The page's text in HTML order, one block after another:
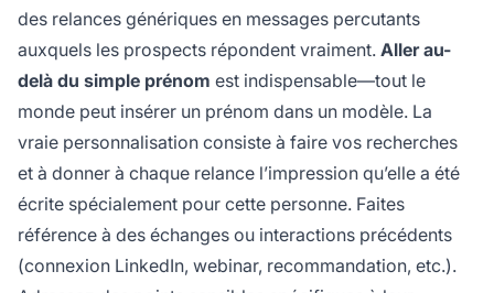
des relances génériques en messages percutants
auxquels les prospects répondent vraiment. Aller au-
delà du simple prénom est indispensable—tout le
monde peut insérer un prénom dans un modèle. La
vraie personnalisation consiste à faire vos recherches
et à donner à chaque relance l’impression qu’elle a été
écrite spécialement pour cette personne. Faites
référence à des échanges ou interactions précédents
(connexion LinkedIn, webinar, recommandation, etc.).